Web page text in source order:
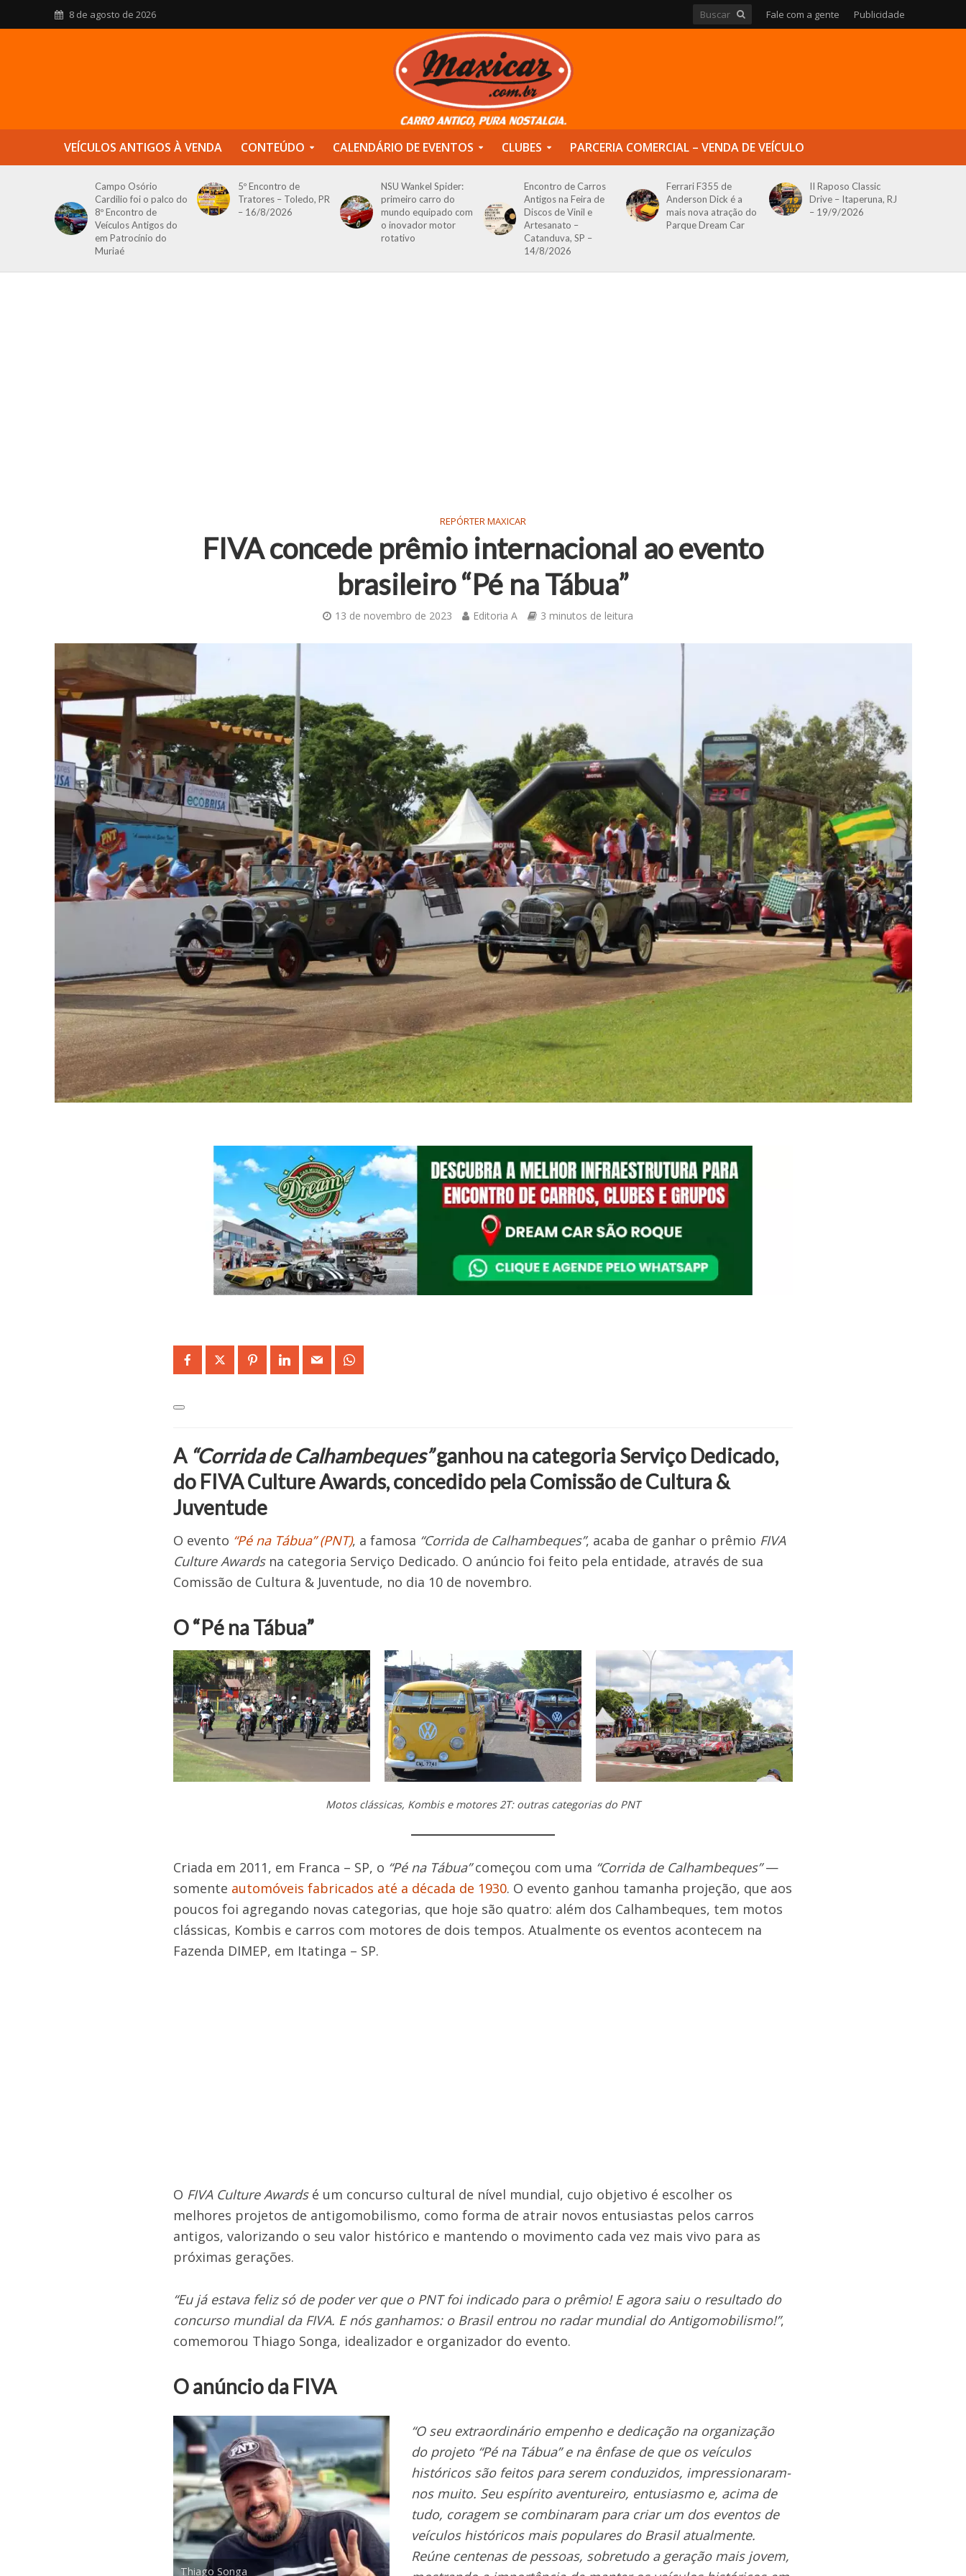
8 de agosto de 2026 Fale com a gente Publicidade
VEÍCULOS ANTIGOS À VENDA CONTEÚDO CALENDÁRIO DE EVENTOS CLUBES PARCERIA COMERCIAL – VENDA DE VEÍCULO
Campo Osório
Cardilio foi o palco do
8º Encontro de
Veículos Antigos do
em Patrocínio do
Muriaé
5º Encontro de
Tratores – Toledo, PR
– 16/8/2026
NSU Wankel Spider:
primeiro carro do
mundo equipado com
o inovador motor
rotativo
Encontro de Carros
Antigos na Feira de
Discos de Vinil e
Artesanato –
Catanduva, SP –
14/8/2026
Ferrari F355 de
Anderson Dick é a
mais nova atração do
Parque Dream Car
II Raposo Classic
Drive – Itaperuna, RJ
– 19/9/2026
REPÓRTER MAXICAR
FIVA concede prêmio internacional ao evento
brasileiro “Pé na Tábua”
13 de novembro de 2023 Editoria A 3 minutos de leitura
A “Corrida de Calhambeques”ganhou na categoria Serviço Dedicado,
do FIVA Culture Awards, concedido pela Comissão de Cultura &
Juventude
O evento “Pé na Tábua” (PNT), a famosa “Corrida de Calhambeques”, acaba de ganhar o prêmio FIVA
Culture Awardsna categoria Serviço Dedicado. O anúncio foi feito pela entidade, através de sua
Comissão de Cultura & Juventude, no dia 10 de novembro.
O “Pé na Tábua”
Motos clássicas, Kombis e motores 2T: outras categorias do PNT
Criada em 2011, em Franca – SP, o “Pé na Tábua”começou com uma “Corrida de Calhambeques”—
somente automóveis fabricados até a década de 1930. O evento ganhou tamanha projeção, que aos
poucos foi agregando novas categorias, que hoje são quatro: além dos Calhambeques, tem motos
clássicas, Kombis e carros com motores de dois tempos. Atualmente os eventos acontecem na
Fazenda DIMEP, em Itatinga – SP.
O FIVA Culture Awardsé um concurso cultural de nível mundial, cujo objetivo é escolher os
melhores projetos de antigomobilismo, como forma de atrair novos entusiastas pelos carros
antigos, valorizando o seu valor histórico e mantendo o movimento cada vez mais vivo para as
próximas gerações.
“Eu já estava feliz só de poder ver que o PNT foi indicado para o prêmio! E agora saiu o resultado do
concurso mundial da FIVA. E nós ganhamos: o Brasil entrou no radar mundial do Antigomobilismo!”,
comemorou Thiago Songa, idealizador e organizador do evento.
O anúncio da FIVA
Thiago Songa
“O seu extraordinário empenho e dedicação na organização
do projeto “Pé na Tábua” e na ênfase de que os veículos
históricos são feitos para serem conduzidos, impressionaram-
nos muito. Seu espírito aventureiro, entusiasmo e, acima de
tudo, coragem se combinaram para criar um dos eventos de
veículos históricos mais populares do Brasil atualmente.
Reúne centenas de pessoas, sobretudo a geração mais jovem,